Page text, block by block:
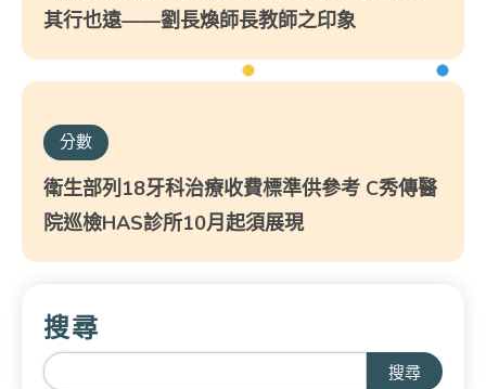
其行也遠——劉長煥師長教師之印象
分數
衛生部列18牙科治療收費標準供參考 C秀傳醫
院巡檢HAS診所10月起須展現
搜尋
搜尋